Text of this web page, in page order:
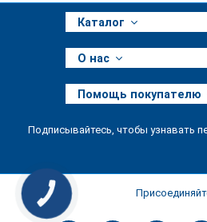
Каталог
О нас
Помощь покупателю
Подписывайтесь, чтобы узнавать
КНОПКА
ЗВ'ЯЗКУ